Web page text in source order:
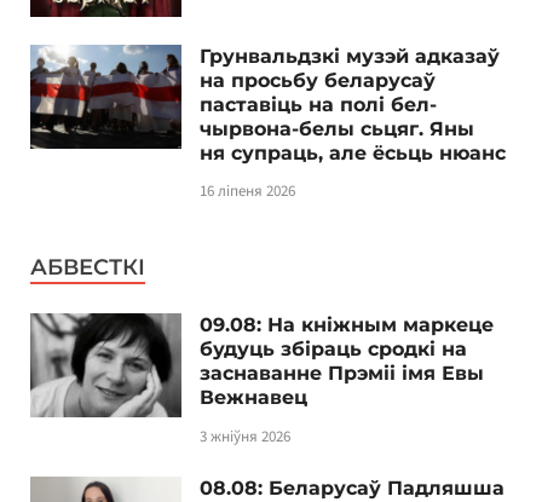
Грунвальдзкі музэй адказаў
на просьбу беларусаў
паставіць на полі бел-
чырвона-белы сьцяг. Яны
ня супраць, але ёсьць нюанс
16 ліпеня 2026
АБВЕСТКІ
09.08: На кніжным маркеце
будуць збіраць сродкі на
заснаванне Прэміі імя Евы
Вежнавец
3 жніўня 2026
08.08: Беларусаў Падляшша